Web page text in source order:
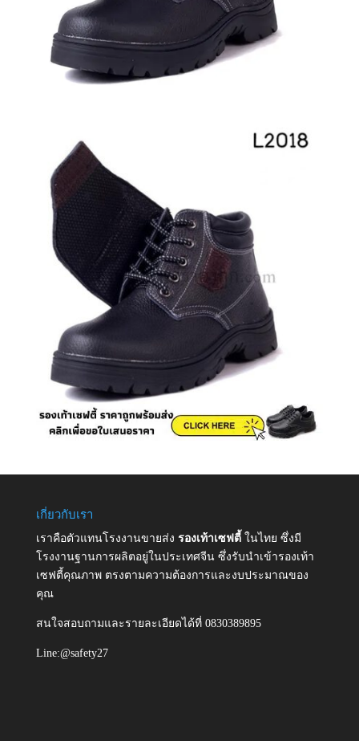
เกี่ยวกับเรา
เราคือตัวแทนโรงงานขายส่ง รองเท้าเซฟตี้ ในไทย ซึ่งมี
โรงงานฐานการผลิตอยู่ในประเทศจีน ซึ่งรับนำเข้ารองเท้า
เซฟตี้คุณภาพ ตรงตามความต้องการและงบประมาณของ
คุณ
สนใจสอบถามและรายละเอียดได้ที่ 0830389895
Line:@safety27